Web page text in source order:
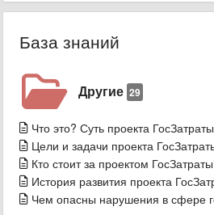
База знаний
Другие 29
Что это? Суть проекта
Цели и задачи проекта
Кто стоит за проектом
История развития проекта
Чем опасны нарушения в сфере